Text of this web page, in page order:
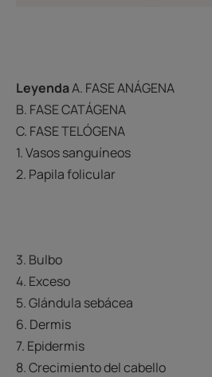
LeyendaA. FASE ANÁGENA
B. FASE CATÁGENA
C. FASE TELÓGENA
1. Vasos sanguíneos
2. Papila folicular
3. Bulbo
4. Exceso
5. Glándula sebácea
6. Dermis
7. Epidermis
8. Crecimiento del cabello